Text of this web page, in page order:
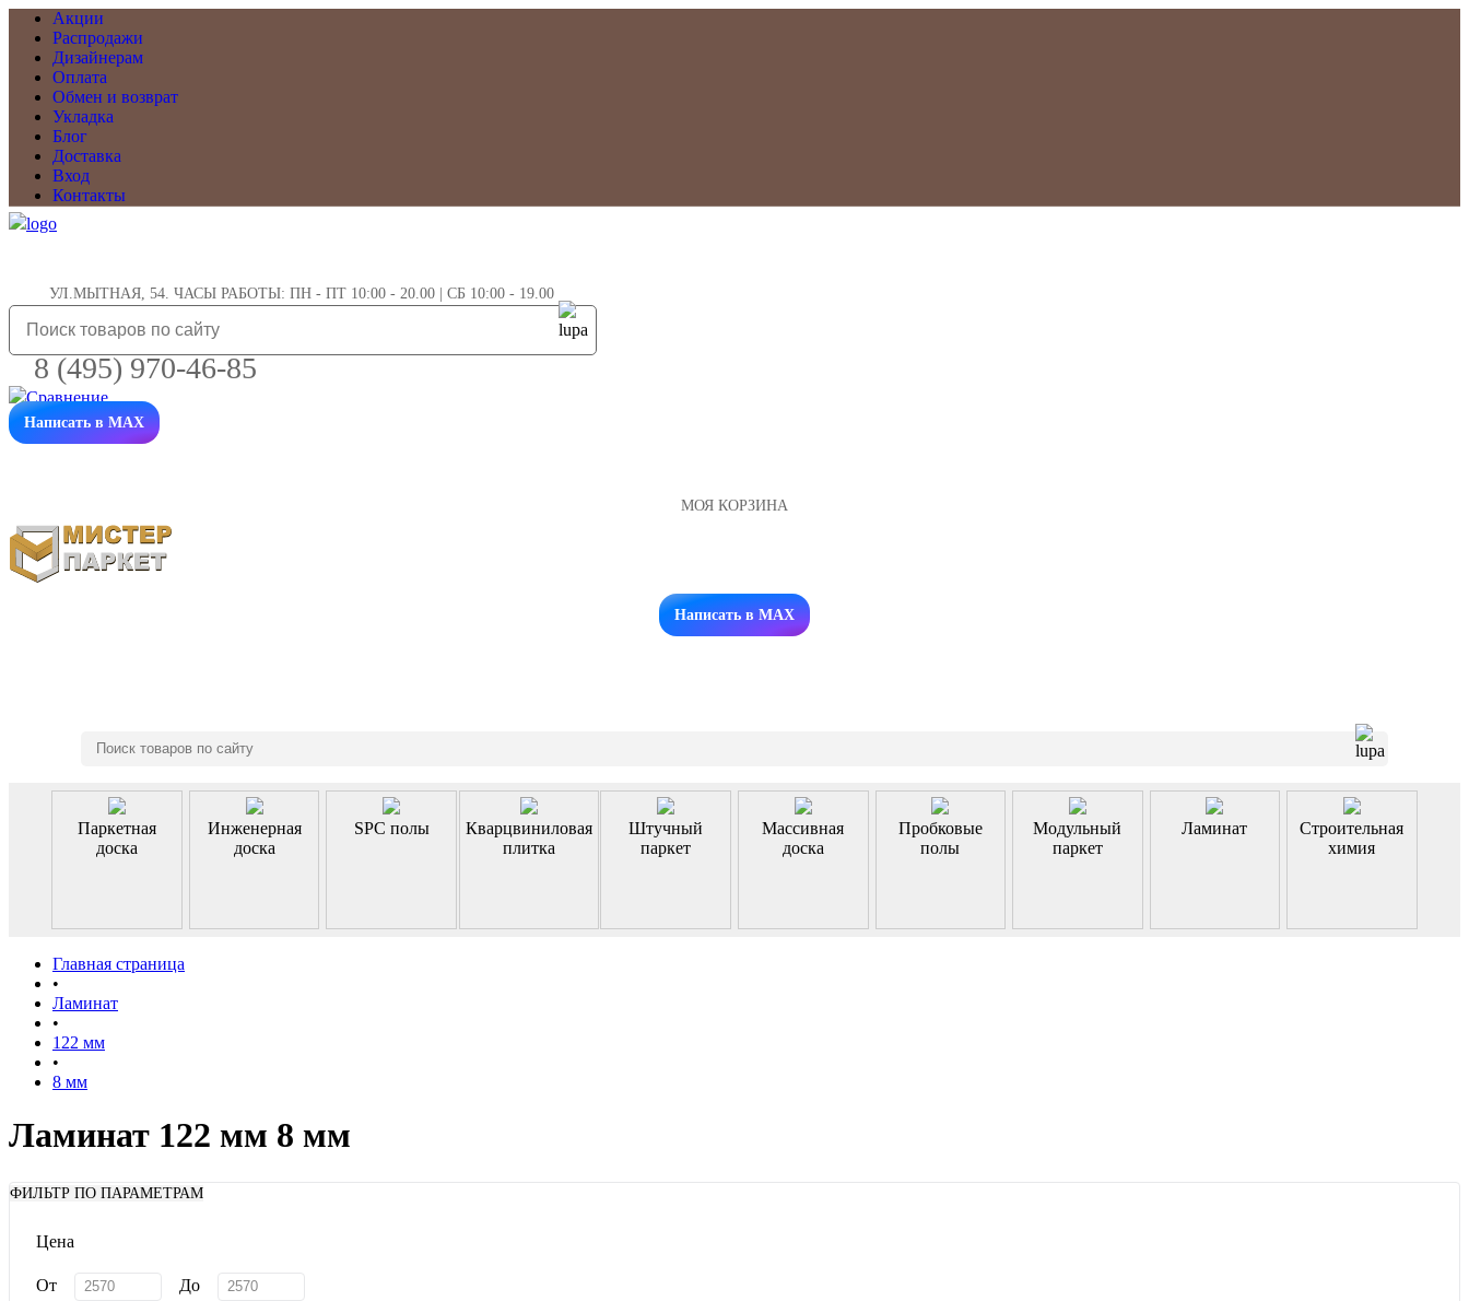
Акции
Распродажи
Дизайнерам
Оплата
Обмен и возврат
Укладка
Блог
Доставка
Вход
Контакты
УЛ.МЫТНАЯ, 54. ЧАСЫ РАБОТЫ: ПН - ПТ 10:00 - 20.00 | СБ 10:00 - 19.00
8 (495) 970-46-85
Написать в MAX
МОЯ КОРЗИНА
Заказать звонок
Написать в MAX
Паркетная
доска
Инженерная
доска
SPC полы
Кварцвиниловая
плитка
Штучный
паркет
Массивная
доска
Пробковые
полы
Модульный
паркет
Ламинат
Строительная
химия
Главная страница
•
Ламинат
•
122 мм
•
8 мм
Ламинат 122 мм 8 мм
ФИЛЬТР ПО ПАРАМЕТРАМ
Цена
От До